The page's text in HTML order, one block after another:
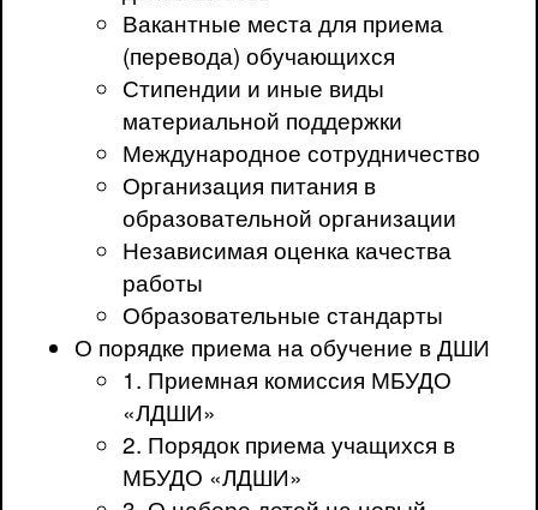
Вакантные места для приема
(перевода) обучающихся
Стипендии и иные виды
материальной поддержки
Международное сотрудничество
Организация питания в
образовательной организации
Независимая оценка качества
работы
Образовательные стандарты
О порядке приема на обучение в ДШИ
1. Приемная комиссия МБУДО
«ЛДШИ»
2. Порядок приема учащихся в
МБУДО «ЛДШИ»